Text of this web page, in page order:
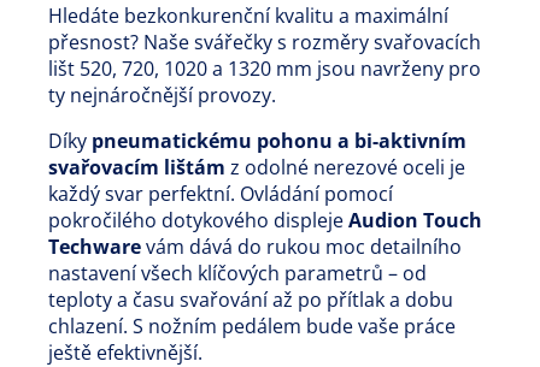
Hledáte bezkonkurenční kvalitu a maximální
přesnost? Naše svářečky s rozměry svařovacích
lišt 520, 720, 1020 a 1320 mm jsou navrženy pro
ty nejnáročnější provozy.
Díky pneumatickému pohonu a bi-aktivním
svařovacím lištám z odolné nerezové oceli je
každý svar perfektní. Ovládání pomocí
pokročilého dotykového displejeAudion Touch
Techwarevám dává do rukou moc detailního
nastavení všech klíčových parametrů – od
teploty a času svařování až po přítlak a dobu
chlazení. S nožním pedálem bude vaše práce
ještě efektivnější.